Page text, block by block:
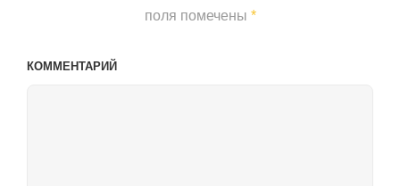
поля помечены *
КОММЕНТАРИЙ